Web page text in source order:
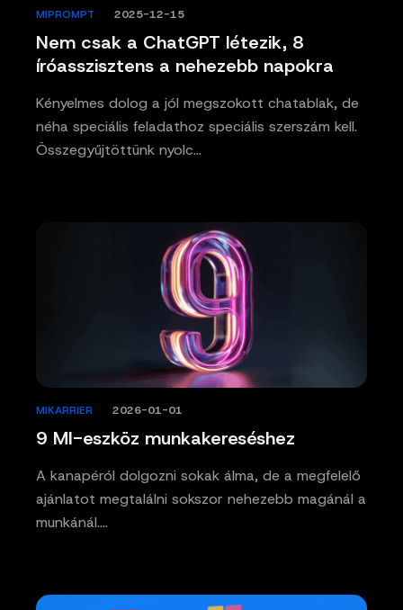
Nem csak a ChatGPT létezik, 8
íróasszisztens a nehezebb napokra
MIPROMPT 2025-12-15
Kényelmes dolog a jól megszokott chatablak, de
néha speciális feladathoz speciális szerszám kell.
Összegyűjtöttünk nyolc…
9 MI-eszköz munkakereséshez
MIKARRIER 2026-01-01
A kanapéról dolgozni sokak álma, de a megfelelő
ajánlatot megtalálni sokszor nehezebb magánál a
munkánál.…